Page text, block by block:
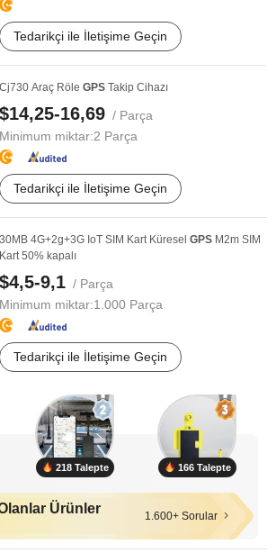
Tedarikçi ile İletişime Geçin
Cj730 Araç Röle GPS Takip Cihazı
$14,25-16,69 / Parça
Minimum miktar:2 Parça
Tedarikçi ile İletişime Geçin
30MB 4G+2g+3G IoT SIM Kart Küresel GPS M2m SIM
Kart 50% kapalı
$4,5-9,1 / Parça
Minimum miktar:1.000 Parça
Tedarikçi ile İletişime Geçin
218 Talepte 166 Talepte
Ürünler 1.600+ Sorular